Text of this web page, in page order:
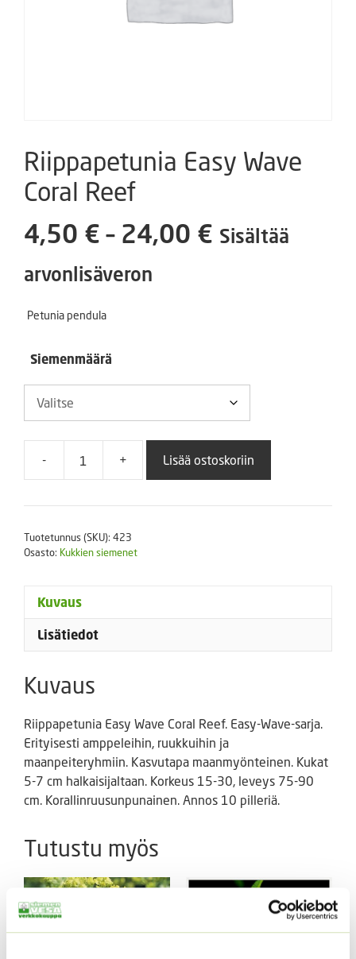
Riippapetunia Easy Wave
Coral Reef
4,50 € – 24,00 € Sisältää
arvonlisäveron
Petunia pendula
Siemenmäärä
-
Riippapetunia
Wave
+ Lisää ostoskoriin
Tuotetunnus (SKU): 423
Osasto: Kukkien siemenet
Kuvaus
Lisätiedot
Kuvaus
Riippapetunia Easy Wave Coral Reef. Easy-Wave-sarja.
Erityisesti amppeleihin, ruukkuihin ja
maanpeiteryhmiin. Kasvutapa maanmyönteinen. Kukat
5-7 cm halkaisijaltaan. Korkeus 15-30, leveys 75-90
cm. Korallinruusunpunainen. Annos 10 pilleriä.
Tutustu myös